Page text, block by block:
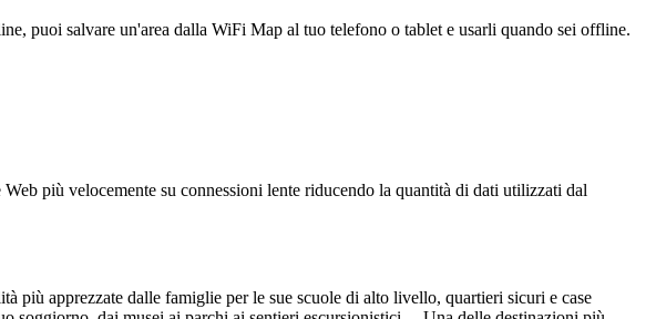
puoi salvare un'area dalla WiFi Map al tuo telefono o tablet e usarli quando sei offline.
più velocemente su connessioni lente riducendo la quantità di dati utilizzati dal
più apprezzate dalle famiglie per le sue scuole di alto livello, quartieri sicuri e case